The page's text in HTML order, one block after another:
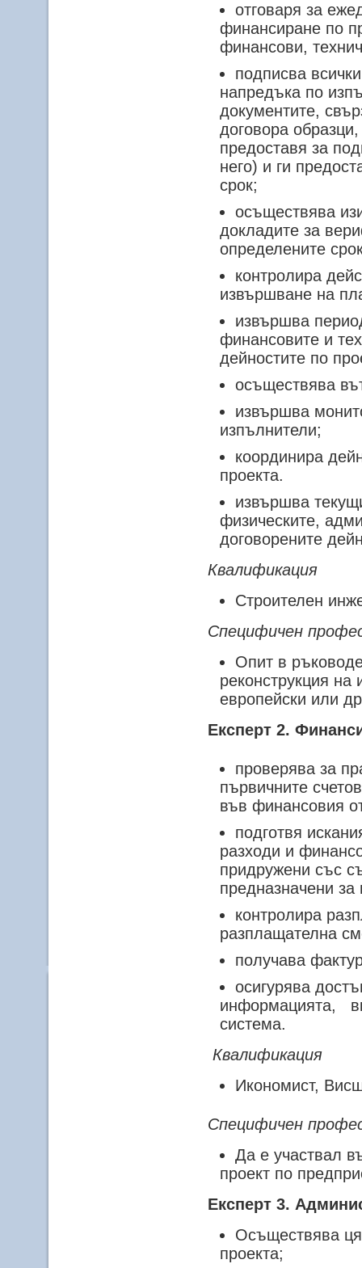
отговаря за
финансиране по
финансови,
подписва
напредъка по
документите,
договора
предоставя за
него) и ги
срок;
осъществява
докладите за
определените
контролира
извършване на
извършва
финансовите и
дейностите по
осъществява
извършва
изпълнители;
координира
проекта.
извършва
физическите,
договорените
Квалификация
Строителен
Специфичен
Опит в
реконструкция на
европейски или
Експерт 2.
проверява за
първичните
във финансовия
подготвя
разходи и
придружени със
предназначени
контролира
разплащателна
получава
осигурява
информацията,
система.
Квалификация
Икономист,
Специфичен
Да е участвал
проект по
Експерт 3.
Осъществява
проекта;